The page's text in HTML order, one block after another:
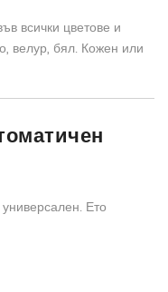
всички цветове и
велур, бял. Кожен или
Ето